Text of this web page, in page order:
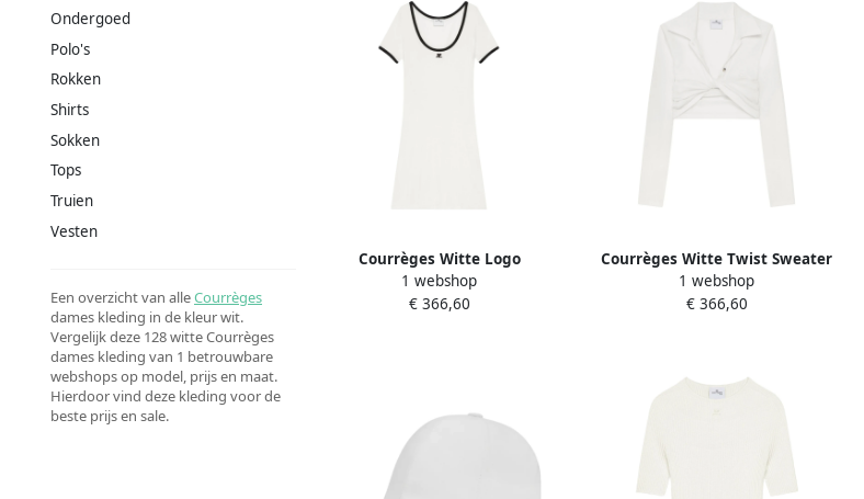
Ondergoed
Polo's
Rokken
Shirts
Sokken
Tops
Truien
Vesten
Een overzicht van alleCourrèges
dames kleding in de kleur wit.
Vergelijk deze 128 witte Courrèges
dames kleding van 1 betrouwbare
webshops op model, prijs en maat.
Hierdoor vind deze kleding voor de
beste prijs en sale.
Courrèges Witte Logo
Geborduurde Scoop Neck Jurk
White Dames
1 webshop
€ 366,60
Courrèges Witte Twist Sweater
met Brede Revers White Dames
1 webshop
€ 366,60